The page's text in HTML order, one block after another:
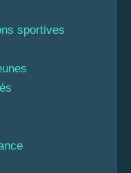
sportives